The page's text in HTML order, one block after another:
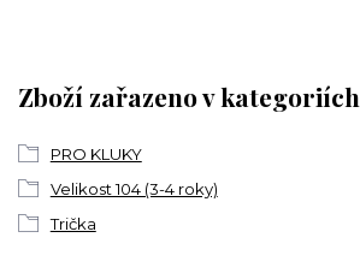
Zboží zařazeno v kategoriích
PRO KLUKY
Velikost 104 (3-4 roky)
Trička